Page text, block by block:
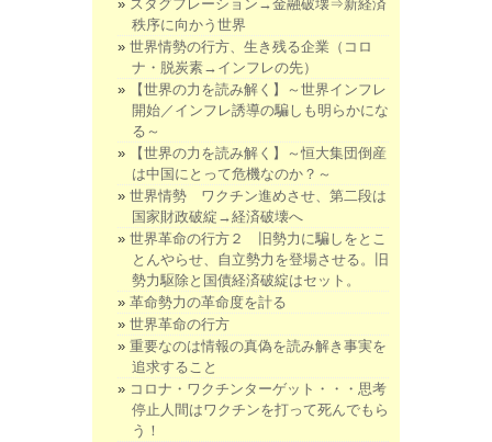
スタグフレーション→金融破壊⇒新経済
秩序に向かう世界
世界情勢の行方、生き残る企業（コロ
ナ・脱炭素→インフレの先）
【世界の力を読み解く】～世界インフレ
開始／インフレ誘導の騙しも明らかにな
る～
【世界の力を読み解く】～恒大集団倒産
は中国にとって危機なのか？～
世界情勢 ワクチン進めさせ、第二段は
国家財政破綻→経済破壊へ
世界革命の行方２ 旧勢力に騙しをとこ
とんやらせ、自立勢力を登場させる。旧
勢力駆除と国債経済破綻はセット。
革命勢力の革命度を計る
世界革命の行方
重要なのは情報の真偽を読み解き事実を
追求すること
コロナ・ワクチンターゲット・・・思考
停止人間はワクチンを打って死んでもら
う！